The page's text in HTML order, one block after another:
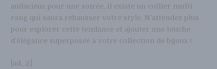
audacieux pour une soirée, il existe un collier multi-
rang qui saura rehausser votre style. N’attendez plus
pour explorer cette tendance et ajouter une touche
d’élégance superposée à votre collection de bijoux !
[ad_2]